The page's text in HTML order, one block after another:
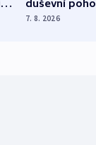
duševní
ukázala
7. 8. 2026